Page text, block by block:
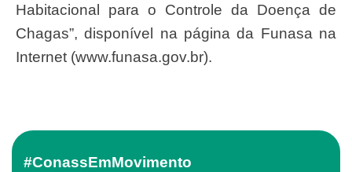
Habitacional para o Controle da Doença de
Chagas”, disponível na página da Funasa na
Internet (www.funasa.gov.br).
#ConassEmMovimento